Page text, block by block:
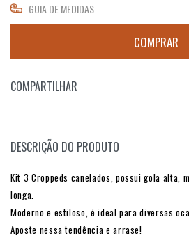
GUIA DE MEDIDAS
COMPARTILHAR
DESCRIÇÃO DO PRODUTO
Kit 3 Croppeds canelados, possui gola alta,
longa.
Moderno e estiloso, é ideal para diversas
Aposte nessa tendência e arrase!